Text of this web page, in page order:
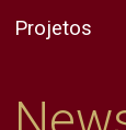
Projetos